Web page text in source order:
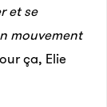
et se
mouvement
ça, Elie